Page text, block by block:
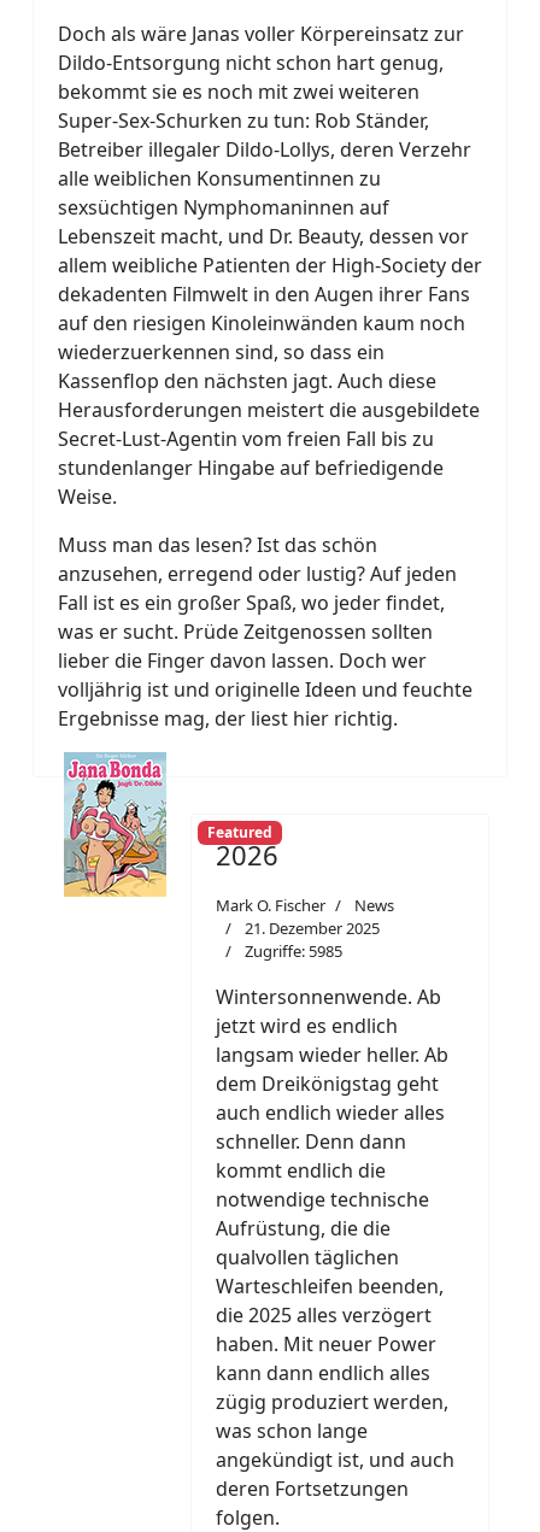
Doch als wäre Janas voller Körpereinsatz zur
Dildo-Entsorgung nicht schon hart genug,
bekommt sie es noch mit zwei weiteren
Super-Sex-Schurken zu tun: Rob Ständer,
Betreiber illegaler Dildo-Lollys, deren Verzehr
alle weiblichen Konsumentinnen zu
sexsüchtigen Nymphomaninnen auf
Lebenszeit macht, und Dr. Beauty, dessen vor
allem weibliche Patienten der High-Society der
dekadenten Filmwelt in den Augen ihrer Fans
auf den riesigen Kinoleinwänden kaum noch
wiederzuerkennen sind, so dass ein
Kassenflop den nächsten jagt. Auch diese
Herausforderungen meistert die ausgebildete
Secret-Lust-Agentin vom freien Fall bis zu
stundenlanger Hingabe auf befriedigende
Weise.
Muss man das lesen? Ist das schön
anzusehen, erregend oder lustig? Auf jeden
Fall ist es ein großer Spaß, wo jeder findet,
was er sucht. Prüde Zeitgenossen sollten
lieber die Finger davon lassen. Doch wer
volljährig ist und originelle Ideen und feuchte
Ergebnisse mag, der liest hier richtig.
Featured
2026
Mark O. Fischer
News
21. Dezember 2025
Zugriffe: 5985
Wintersonnenwende. Ab
jetzt wird es endlich
langsam wieder heller. Ab
dem Dreikönigstag geht
auch endlich wieder alles
schneller. Denn dann
kommt endlich die
notwendige technische
Aufrüstung, die die
qualvollen täglichen
Warteschleifen beenden,
die 2025 alles verzögert
haben. Mit neuer Power
kann dann endlich alles
zügig produziert werden,
was schon lange
angekündigt ist, und auch
deren Fortsetzungen
folgen.